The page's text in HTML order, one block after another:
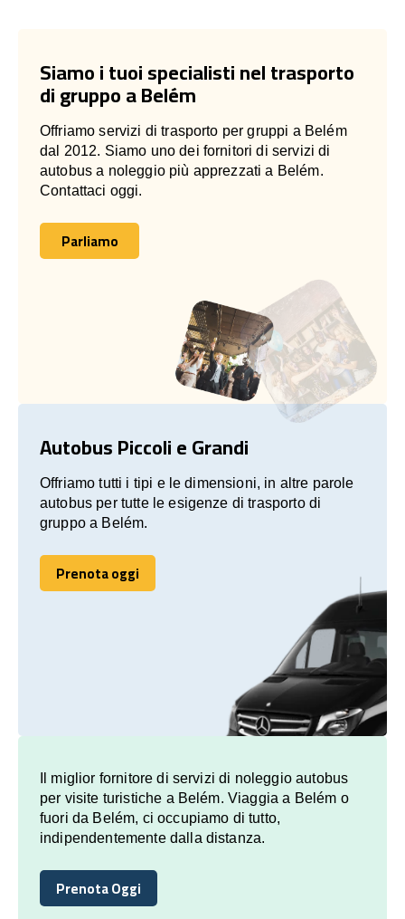
Siamo i tuoi specialisti nel trasporto
di gruppo a Belém
Offriamo servizi di trasporto per gruppi a Belém
dal 2012. Siamo uno dei fornitori di servizi di
autobus a noleggio più apprezzati a Belém.
Contattaci oggi.
Parliamo
Parliamo
Autobus Piccoli e Grandi
Offriamo tutti i tipi e le dimensioni, in altre parole
autobus per tutte le esigenze di trasporto di
gruppo a Belém.
Prenota oggi
Prenota oggi
Il miglior fornitore di servizi di noleggio autobus
per visite turistiche a Belém. Viaggia a Belém o
fuori da Belém, ci occupiamo di tutto,
indipendentemente dalla distanza.
Prenota Oggi
Prenota Oggi